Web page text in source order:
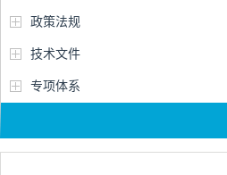
政策法规
技术文件
专项体系